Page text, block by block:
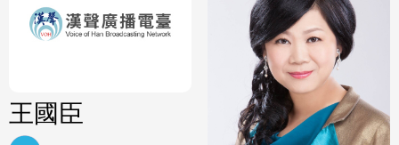
王國臣